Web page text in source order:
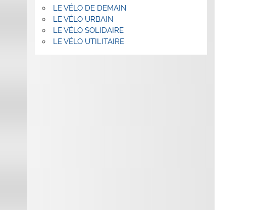
LE VÉLO DE DEMAIN
LE VÉLO URBAIN
LE VÉLO SOLIDAIRE
LE VÉLO UTILITAIRE